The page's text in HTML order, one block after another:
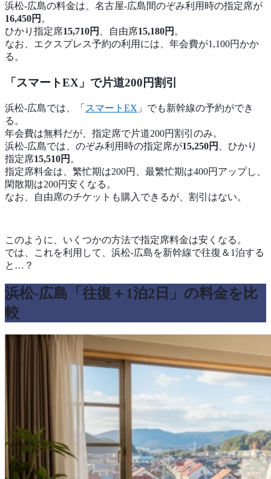
浜松-広島の料金は、名古屋-広島間のぞみ利用時の指定席が
16,450円 。
ひかり指定席15,710円 、自由席15,180円 。
なお、エクスプレス予約の利用には、年会費が1,100円かか
る。
「スマートEX」で片道200円割引
浜松-広島では、「 スマートEX 」でも新幹線の予約ができ
る。
年会費は無料だが、指定席で片道200円割引のみ。
浜松-広島では、のぞみ利用時の指定席が15,250円
、ひかり
指定席15,510円 。
指定席料金は、繁忙期は200円、最繁忙期は400円アップし、
閑散期は200円安くなる。
なお、自由席のチケットも購入できるが、割引はない。
このように、いくつかの方法で指定席料金は安くなる。
では、これを利用して、浜松-広島を新幹線で往復＆1泊する
と…？
浜松-広島「往復＋1泊2日」の料金を比
較